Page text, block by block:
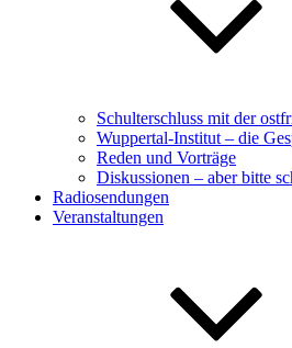
Schulterschluss mit der
Wuppertal-Institut – die
Reden und Vorträge
Diskussionen – aber bitte
Radiosendungen
Veranstaltungen